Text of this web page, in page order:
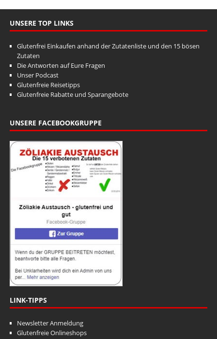
UNSERE TOP LINKS
Glutenfrei Einkaufen anhand der Zutatenliste und den 15 bösen
Zutaten
Die Antworten auf Eure Fragen
Unser Podcast
Glutenfreie Reisetipps
Glutenfreie Rabatte und Sparangebote
UNSERE FACEBOOKGRUPPE
LINK-TIPPS
Newsletter Anmeldung
Glutenfreie Onlineshops